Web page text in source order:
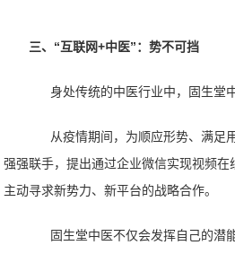
三、 “互联网+中医”：势不可挡
身处传统的中医行业中，固生堂中
从疫情期间，为顺应形势、满足
强强联手，提出通过企业微信实现视频
主动寻求新势力、新平台的战略合作。
固生堂中医不仅会发挥自己的潜